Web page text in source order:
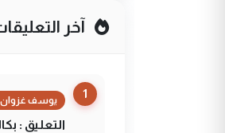
آخر
1
يوسف
التعليق :